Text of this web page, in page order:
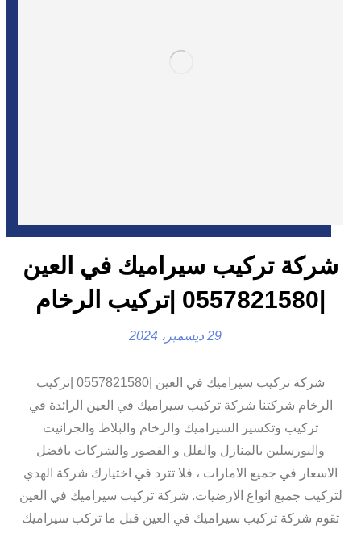
شركة تركيب سيراميك في العين
29 ديسمبر، 2024
شركة تركيب سيراميك في العين |0557821580 |تركيب
الرخام شركتنا شركة تركيب سيراميك في العين الرائدة في
تركيب وتكسير السيراميك والرخام والبلاط والجرانيت
والبورسلين بالمنازل والفلل و القصور والشركات بافضل
الاسعار في جميع الامارات ، فلا تترد في اختيارك شركة الهدي
لتركيب جميع انواع الارضيات. شركة تركيب سيراميك في العين
تقوم شركة تركيب سيراميك في العين قبل ما تركب سيراميك